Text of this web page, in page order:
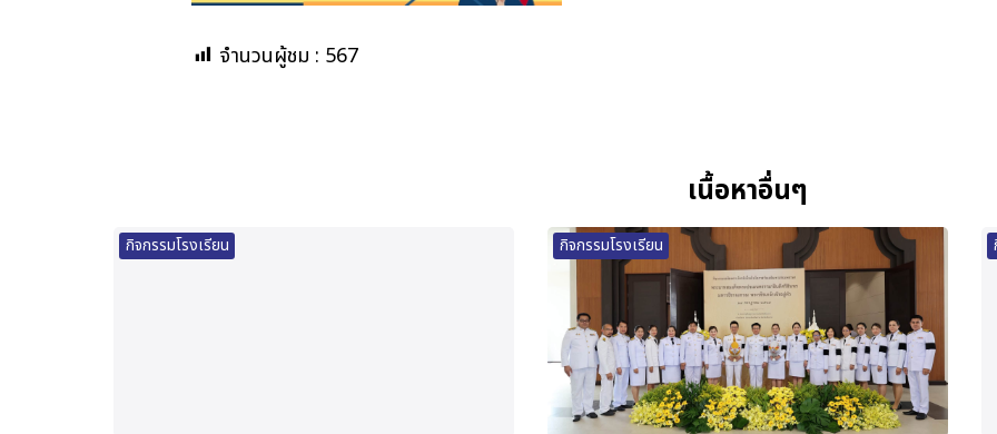
จำนวนผู้ชม : 567
เนื้อหาอื่นๆ
กิจกรรมโรงเรียน กิจกรรมโรงเรียน